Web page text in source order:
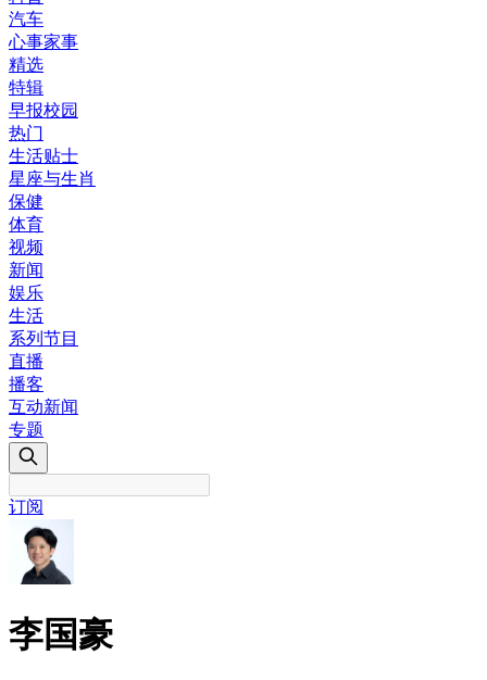
汽车
心事家事
精选
特辑
早报校园
热门
生活贴士
星座与生肖
保健
体育
视频
新闻
娱乐
生活
系列节目
直播
播客
互动新闻
专题
订阅
李国豪